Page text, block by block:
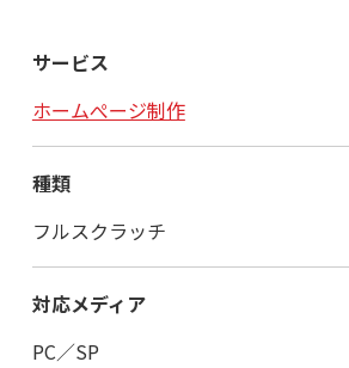
サービス
ホームぺージ制作
種類
フルスクラッチ
対応メディア
PC／SP